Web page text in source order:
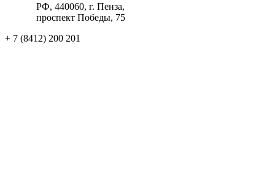
РФ, 440060, г. Пенза,
проспект Победы, 75
+ 7 (8412) 200 201